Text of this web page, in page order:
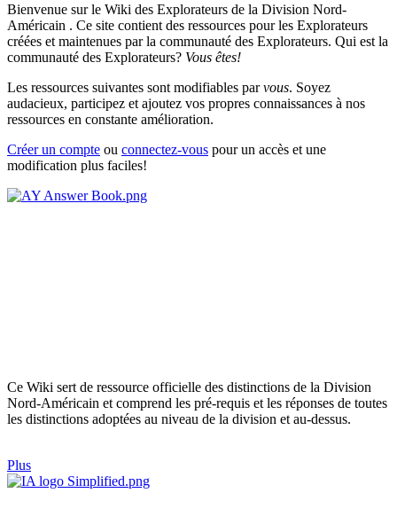
Bienvenue sur le Wiki des Explorateurs de la Division Nord-
Américain . Ce site contient des ressources pour les Explorateurs
créées et maintenues par la communauté des Explorateurs. Qui est la
communauté des Explorateurs? Vous êtes!
Les ressources suivantes sont modifiables parvous. Soyez
audacieux, participez et ajoutez vos propres connaissances à nos
ressources en constante amélioration.
Créer un compte ou connectez-vous pour un accès et une
modification plus faciles!
Ce Wiki sert de ressource officielle des distinctions de la Division
Nord-Américain et comprend les pré-requis et les réponses de toutes
les distinctions adoptées au niveau de la division et au-dessus.
Plus